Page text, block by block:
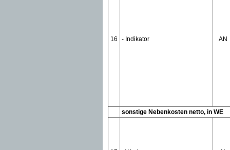
16 - Indikator AN
sonstige Nebenkosten netto, in WE